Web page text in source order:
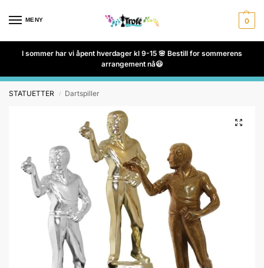
MENY 0
I sommer har vi åpent hverdager kl 9-15 🌸 Bestill for sommerens
arrangement nå😃
STATUETTER / Dartspiller